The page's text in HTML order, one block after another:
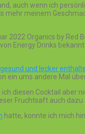
auch wenn ich
mehr meinem
2022 Organics by Red
Energy Drinks
und lecker
ein ums andere Mal
diesen Cocktail aber
Fruchtsaft auch dazu
hatte, konnte ich mich